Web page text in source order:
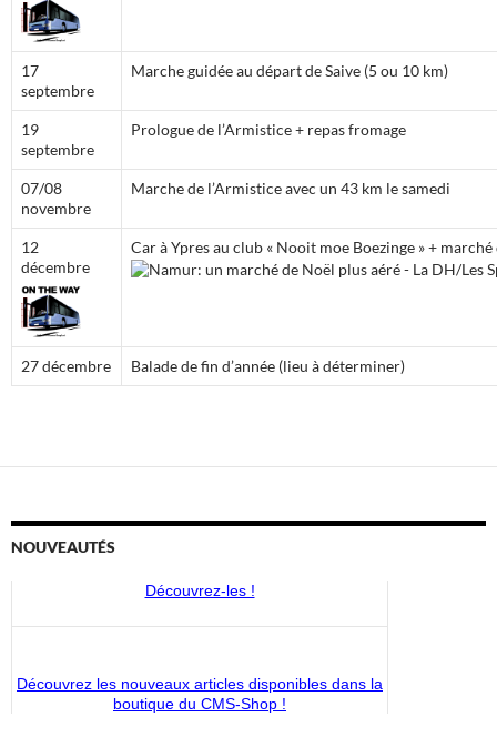
17
septembre
Marche guidée au départ de Saive (5 ou 10 km)
19
septembre
Prologue de l’Armistice + repas fromage
07/08
novembre
Marche de l’Armistice avec un 43 km le samedi
12
décembre
Car à Ypres au club « Nooit moe Boezinge » +
27 décembre Balade de fin d’année (lieu à déterminer)
NOUVEAUTÉS